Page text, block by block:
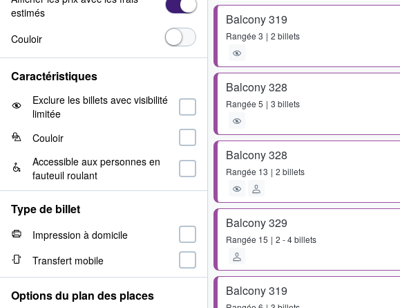
Balcony 319
Rangée 3 2 billets
Balcony 328
Rangée 5 3 billets
Balcony 328
Rangée 13 2 billets
Balcony 329
Rangée 15 2 - 4 billets
Balcony 319
estimés
Couloir
Caractéristiques
Exclure les billets avec visibilité
limitée
Couloir
Accessible aux personnes en
fauteuil roulant
Type de billet
Impression à domicile
Transfert mobile
Options du plan des places